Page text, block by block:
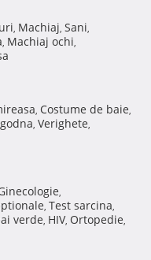
, Machiaj, Sani,
, Machiaj ochi,
, Costume de baie,
, Verighete,
,
, Test sarcina,
verde, HIV, Ortopedie,